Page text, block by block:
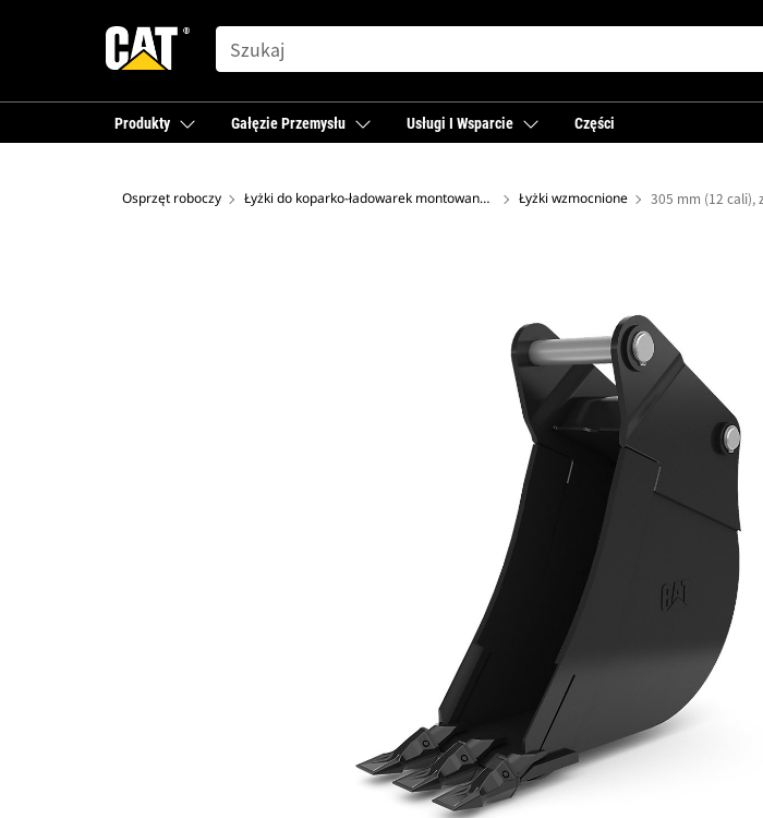
SEARCH
Produkty Gałęzie Przemysłu Usługi I Wsparcie Części
Osprzęt roboczy Łyżki do koparko-ładowarek montowane z tyłu Łyżki wzmocnione 305 mm (12 cali),